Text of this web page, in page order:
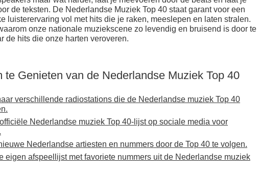
de teksten. De Nederlandse Muziek Top 40 staat garant voor een
luisterervaring vol met hits die je raken, meeslepen en laten stralen.
onze nationale muziekscene zo levendig en bruisend is door te
de hits die onze harten veroveren.
te Genieten van de Nederlandse Muziek Top 40
verschillende radiostations die de Nederlandse muziek Top 40
Nederlandse muziek Top 40-lijst op sociale media voor
Nederlandse artiesten en nummers door de Top 40 te volgen.
eigen afspeellijst met favoriete nummers uit de Nederlandse muziek